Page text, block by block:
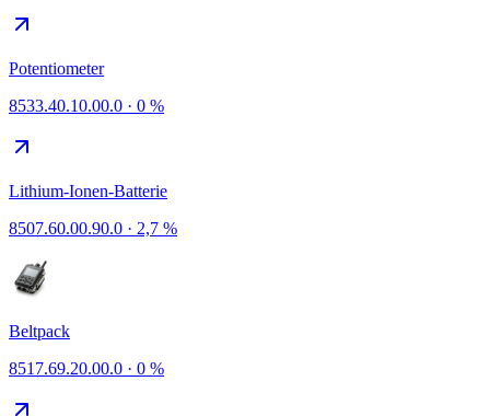
Potentiometer
8533.40.10.00.0 · 0 %
Lithium-Ionen-Batterie
8507.60.00.90.0 · 2,7 %
Beltpack
8517.69.20.00.0 · 0 %